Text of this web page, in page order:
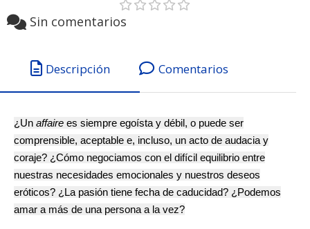
Sin comentarios
Descripción Comentarios
¿Un affaire es siempre egoísta y débil, o puede ser
comprensible, aceptable e, incluso, un acto de audacia y
coraje? ¿Cómo negociamos con el difícil equilibrio entre
nuestras necesidades emocionales y nuestros deseos
eróticos? ¿La pasión tiene fecha de caducidad? ¿Podemos
amar a más de una persona a la vez?